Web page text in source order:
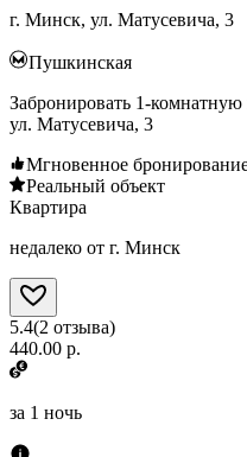
г. Минск, ул. Матусевича, 3
Пушкинская
Забронировать 1-
ул. Матусевича, 3
Мгновенное
Реальный объект
Квартира
недалеко от г. Минск
5.4(2 отзыва)
440.00 р.
за 1 ночь